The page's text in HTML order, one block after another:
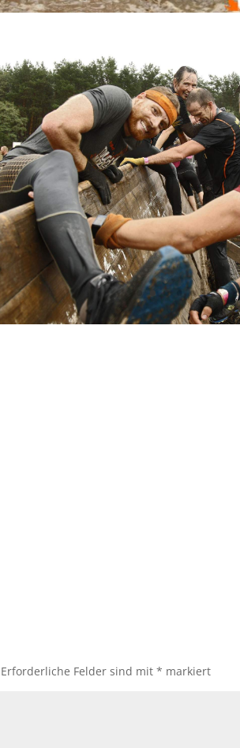
Erforderliche Felder sind mit* markiert